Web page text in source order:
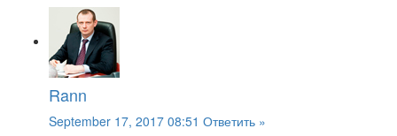
Rann
September 17, 2017 08:51 Ответить »